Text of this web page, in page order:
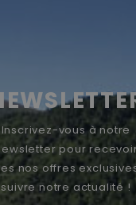
Inscrivez-vous à notre
pour
nos offres
suivre notre actualité !